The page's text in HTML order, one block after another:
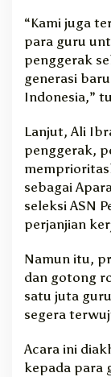
“Kami juga
para guru
penggerak
generasi
Indonesia,”
Lanjut, Ali
penggerak,
sebagai
seleksi ASN
perjanjian
Namun itu,
dan gotong
satu juta
segera
Acara ini
kepada para